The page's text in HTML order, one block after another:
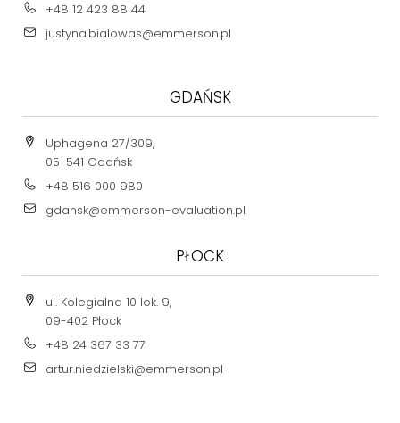
+48 12 423 88 44
justyna.bialowas@emmerson.pl
GDAŃSK
Uphagena 27/309,
05-541 Gdańsk
+48 516 000 980
gdansk@emmerson-evaluation.pl
PŁOCK
ul. Kolegialna 10 lok. 9,
09-402 Płock
+48 24 367 33 77
artur.niedzielski@emmerson.pl